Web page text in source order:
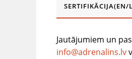
SERTIFIKĀCIJA(EN/
Jautājumiem un
info@adrenalins.lv